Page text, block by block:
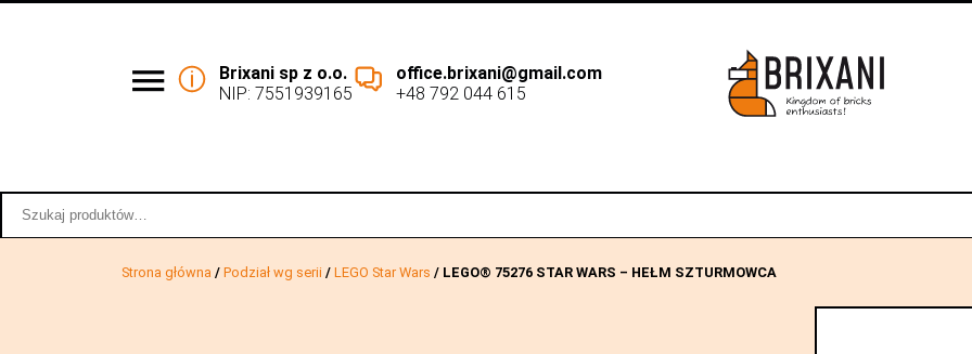
Brixani sp z o.o.
NIP: 7551939165
office.brixani@gmail.com
+48 792 044 615
Strona główna / Podział wg serii / LEGO Star Wars / LEGO® 75276 STAR WARS – HEŁM SZTURMOWCA